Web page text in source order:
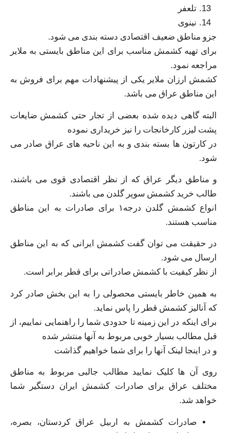
تلعفر
نینوی
جزو مناطق ضعیف اقتصادی دسته بندی می شود.
برای تهیه کشمش مناسب برای این مناطق بایستی به ملایر
مراجعه نمود.
کشمش ارزان ملایر یکی از پیشنهادات مهم برای فروش به
این مناطق عراق می باشد.
البته گاهی دیده شده بعضی از تجار حتی کشمش ضایعات
پشت لیزر کارخانجات را نیز خریداری نموده
در کارتون ها بسته بندی و به این ناحیه های عراق صادر می
شود.
و مناطق دیگر عراق که از نظر اقتصادی قوی می باشند،
طالب خرید کشمش سوپر گلدن می باشند.
انواع کشمش گلدن درجه۱ برای صادرات به این مناطق
مناسب هستند.
در حقیقت می توان گفت کشمش ایرانی که به این مناطق
ارسال می شود.
از نظر کیفیت با کشمش صادراتی برای قطر برابر است.
به همین خاطر بایستی محصولی را به این بخش صادر کرد
که آنالیز کشمش قطر را پاس نماید.
برای اینکه در این زمینه تا حدودی شما را راهنمایی نماییم، از
قبل مطالب بسیار خوبی مربوط به آنها منتشر شده
و در اینجا لینک آنها را برای شما خواهیم گذاشت
روی آن ها کلیک نمایید مطالب جالبی مربوط به مناطق
مختلف عراق برای صادرات کشمش ایران دستگیر شما
خواهد شد.
صادرات کشمش به اربیل عراق کردستان، بصره،